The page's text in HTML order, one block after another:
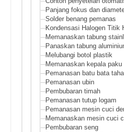
Panjang fokus dan
Solder benang pemanas
Kondensasi Halogen Titik
Memanaskan tabung
Panaskan tabung
Melubangi botol plastik
Memanaskan kepala paku
Pemanasan batu bata
Pemanasan ubin
Pembubaran timah
Pemanasan tutup logam
Pemanasan mesin cuci
Memanaskan mesin cuci
Pembubaran seng